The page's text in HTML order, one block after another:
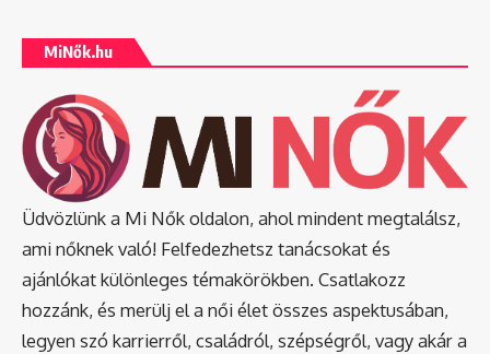
MiNők.hu
Üdvözlünk a Mi Nők oldalon, ahol mindent megtalálsz,
ami nőknek való! Felfedezhetsz tanácsokat és
ajánlókat különleges témakörökben. Csatlakozz
hozzánk, és merülj el a női élet összes aspektusában,
legyen szó karrierről, családról, szépségről, vagy akár a